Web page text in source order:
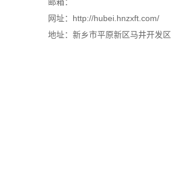
网址：http://hubei.hnzxft.com/
地址：新乡市平原新区马井开发区